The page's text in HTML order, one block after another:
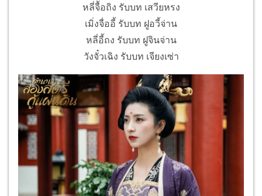
หลี่จื้อถิง รับบท เสวียหรง
เมิ่งจื่ออี้ รับบท ฝูอวี้จ่าน
หลี่อี้ถง รับบท ฝูจินจ่าน
วังจั๋วเฉิง รับบท เจียงเซ่า